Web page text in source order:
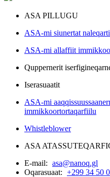
ASA PILLUGU
ASA-mi siunertat
ASA-mi allaffiit
Quppernerit
Iserasuaatit
ASA-mi
immikkoortortaqarfiilu
Whistleblower
ASA
E-mail: asa@nanoq.gl
Oqarasuaat: +299 34 50